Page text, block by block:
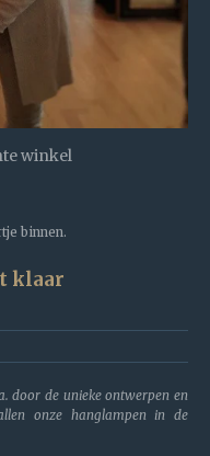
winkel
binnen.
klaar
door de unieke ontwerpen en
onze hanglampen in de